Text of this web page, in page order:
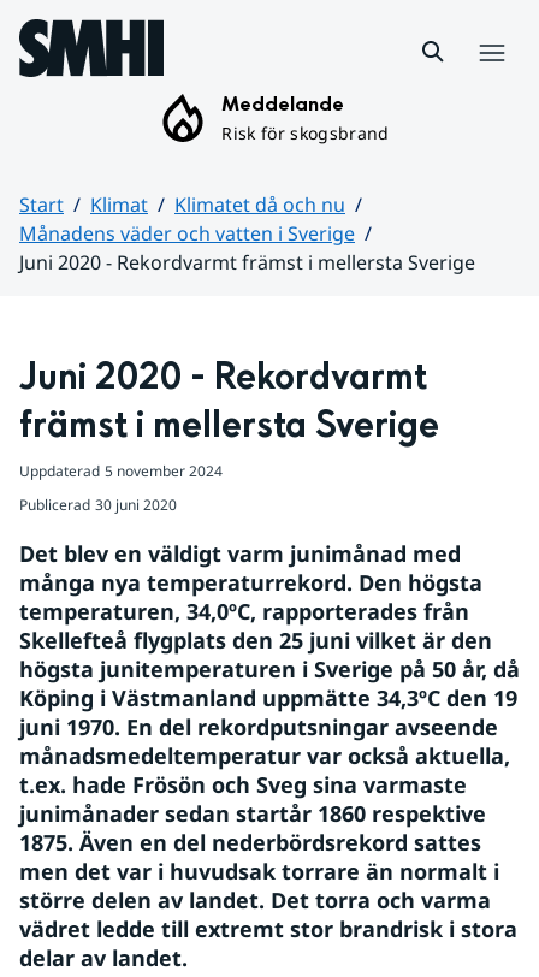
Hoppa till sidans innehåll
Meddelande
Risk för skogsbrand
Start Klimat
Klimatet då och nu
Månadens väder och vatten i Sverige
Juni 2020 - Rekordvarmt främst i mellersta Sverige
Juni 2020 - Rekordvarmt
främst i mellersta Sverige
Uppdaterad 5 november 2024
Publicerad 30 juni 2020
Det blev en väldigt varm junimånad med
många nya temperaturrekord. Den högsta
temperaturen, 34,0ºC, rapporterades från
Skellefteå flygplats den 25 juni vilket är den
högsta junitemperaturen i Sverige på 50 år, då
Köping i Västmanland uppmätte 34,3ºC den 19
juni 1970. En del rekordputsningar avseende
månadsmedeltemperatur var också aktuella,
t.ex. hade Frösön och Sveg sina varmaste
junimånader sedan startår 1860 respektive
1875. Även en del nederbördsrekord sattes
men det var i huvudsak torrare än normalt i
större delen av landet. Det torra och varma
vädret ledde till extremt stor brandrisk i stora
delar av landet.